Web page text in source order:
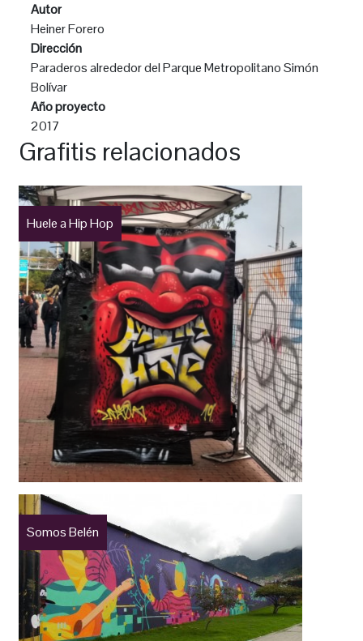
Autor
Heiner Forero
Dirección
Paraderos alrededor del Parque Metropolitano Simón
Bolívar
Año proyecto
2017
Grafitis relacionados
Huele a Hip Hop
Somos Belén